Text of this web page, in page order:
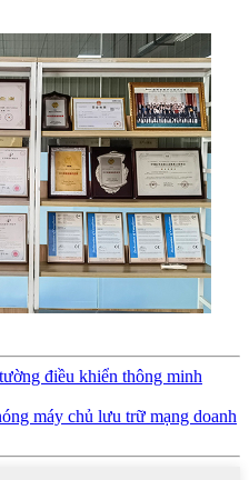
điều khiển thông minh
máy chủ lưu trữ mạng doanh